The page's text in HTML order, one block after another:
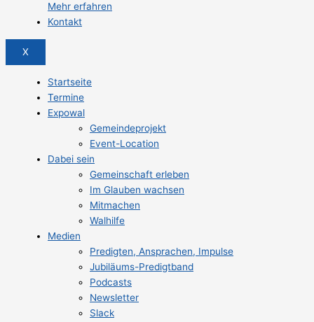
Mehr erfahren
Kontakt
X
Startseite
Termine
Expowal
Gemeindeprojekt
Event-Location
Dabei sein
Gemeinschaft erleben
Im Glauben wachsen
Mitmachen
Walhilfe
Medien
Predigten, Ansprachen, Impulse
Jubiläums-Predigtband
Podcasts
Newsletter
Slack